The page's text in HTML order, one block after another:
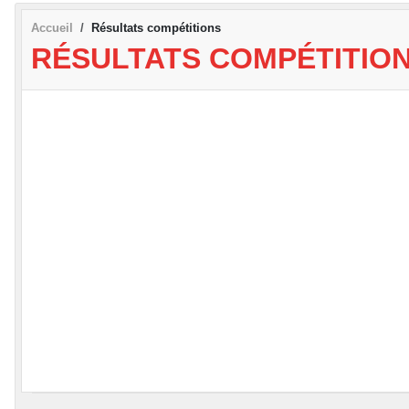
Accueil Résultats compétitions
RÉSULTATS